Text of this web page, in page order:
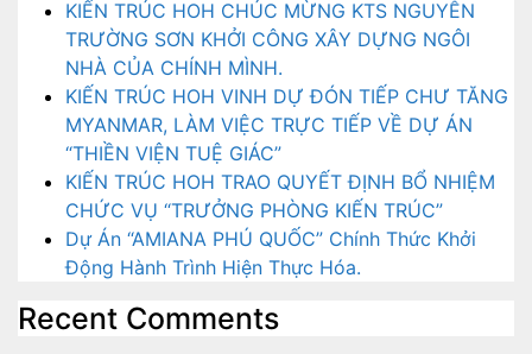
KIẾN TRÚC HOH CHÚC MỪNG KTS NGUYỄN
TRƯỜNG SƠN KHỞI CÔNG XÂY DỰNG NGÔI
NHÀ CỦA CHÍNH MÌNH.
KIẾN TRÚC HOH VINH DỰ ĐÓN TIẾP CHƯ TĂNG
MYANMAR, LÀM VIỆC TRỰC TIẾP VỀ DỰ ÁN
“THIỀN VIỆN TUỆ GIÁC”
KIẾN TRÚC HOH TRAO QUYẾT ĐỊNH BỔ NHIỆM
CHỨC VỤ “TRƯỞNG PHÒNG KIẾN TRÚC”
Dự Án “AMIANA PHÚ QUỐC” Chính Thức Khởi
Động Hành Trình Hiện Thực Hóa.
Recent Comments